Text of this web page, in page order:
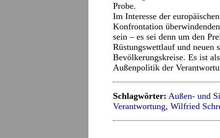
Probe.
Im Interesse der
Konfrontation
sein – es sei denn um den
Rüstungswettlauf und neuen
Bevölkerungskreise. Es ist
Außenpolitik der
Schlagwörter: Außen- und
Verantwortung, Wilfried